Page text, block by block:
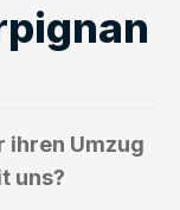
ihren Umzug
uns?